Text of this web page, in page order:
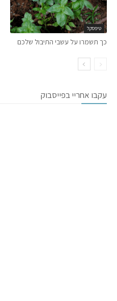
טיפסקל
כך תשמרו על עשבי התיבול שלכם
עקבו אחריי בפייסבוק